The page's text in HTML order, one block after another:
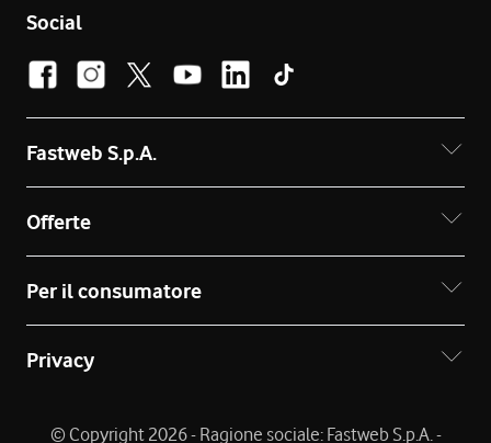
Social
Fastweb S.p.A.
Offerte
Per il consumatore
Privacy
© Copyright 2026 - Ragione sociale: Fastweb S.p.A. -